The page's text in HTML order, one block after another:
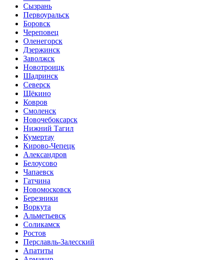
Сызрань
Первоуральск
Боровск
Череповец
Оленегорск
Дзержинск
Заволжск
Новотроицк
Шадринск
Северск
Щёкино
Ковров
Смоленск
Новочебоксарск
Нижний Тагил
Кумертау
Кирово-Чепецк
Александров
Белоусово
Чапаевск
Гатчина
Новомосковск
Березники
Воркута
Альметьевск
Соликамск
Ростов
Перславль-Залесский
Апатиты